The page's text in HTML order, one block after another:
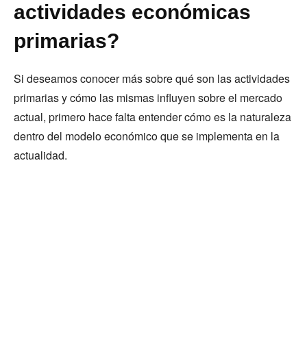
actividades económicas
primarias?
Si deseamos conocer más sobre qué son las actividades
primarias y cómo las mismas influyen sobre el mercado
actual, primero hace falta entender cómo es la naturaleza
dentro del modelo económico que se implementa en la
actualidad.